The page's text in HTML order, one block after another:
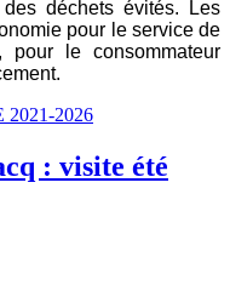
déchets évités. Les
pour le service de
le consommateur
2026
: visite été